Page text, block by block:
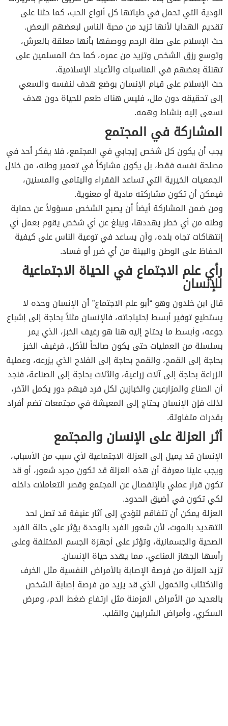
الودية التي تحمل في طياتها كل أنواع الحب، كما حثنا على
تقديم الهدايا لأنها تزيد من محبة الناس لبعضهم البعض.
حث الإسلام على صلة الرحم ووصفها بأنها معلقة بالعرش،
وتوسع رزق الشخص وتزيد من عمره، كما حث المسلمين على
تهنئة بعضهم في المناسبات والأعياد الإسلامية.
حث الإسلام على قيام الإنسان بوضع هدف لنفسه والسعي
إلى تحقيقه دون ملل، فليس هناك طعم للحياة دون هدف
نسعى إليه بنشاط وهمه.
المشاركة في المجتمع
يجب أن يكون كل شخص إيجابي في المجتمع، فلا يفكر أحد في
مصلحة نفسه فقط، بل يكون مشاركاً في تعمير وطنه، من خلال
الجمعيات الخيرية التي تساعد الفقراء واليتامى والمسنين،
فيمكن أن تكون مشاركته مادية أو معنوية.
ومن ضمن المشاركة أيضاً أن يصبح الشخص مسؤولاً عن حماية
وطنه من أي خطر يهددها، ويبلغ عن أي شخص يقوم بعمل أي
إنتهاكات تجاه بلده، وأن يساعد في توعية الناس على كيفية
الحفاظ على الوطن والبيئة من أي ضرر أو فساد.
رأي علم الاجتماع في الحياة الاجتماعية
للإنسان
قال ابن خلدون وهو “أبو علم الاجتماع” أن الإنسان وحده لا
يستطيع توفير أبسط إحتياجاته، فالإنسان مثلاً بحاجة إلى إشباع
جوعه، وأبسط ما يحتاج إليه هنا هو رغيف الخبز، الذي يمر
بسلسلة من العمليات حتى يكون صالحاً للأكل، فرغيف الخبز
بحاجة إلى القمح، والقمح بحاجة إلى الفلاح الذي يزرعه، وعملية
الزراعة بحاجة إلى آلات زراعية، والآلات بحاجة إلى الصناعة، فنجد
أن الصناع والمزارعين والخبازين لكل فرد فيهم دور يكمل الآخر،
لذلك فإن الإنسان يحتاج إلى المعيشة في مجتمعات تضم أفراد
بقدرات متفاوتة.
أثر العزلة على الإنسان والمجتمع
الإنسان قد يميل إلى العزلة الاجتماعية لأي سبب من الأسباب،
ويجب علينا معرفة أن هذه العزلة قد تكون مجرد شعور، أو قد
تكون قرار عملي بالإنفصال عن المجتمع وقصر التعاملات داخله
لكي تكون في أضيق الحدود.
العزلة يمكن أن تتفاقم لتؤدي إلى آثار عنيفة قد تصل لحد
التهديد بالموت، لأن شعور الفرد بالوحدة يؤثر على حالة الفرد
الصحية والجسمانية، وتؤثر على أجهزة الجسم المختلفة وعلى
رأسها الجهاز المناعي، مما يهدد حياة الإنسان.
تزيد العزلة من فرصة الإصابة بالأمراض النفسية مثل الخرف
والاكتئاب والخمول الذي قد يزيد من فرصة إصابة الشخص
بالعديد من الأمراض المزمنة مثل ارتفاع ضغط الدم، ومرض
السكري، وأمراض الشرايين والقلب.